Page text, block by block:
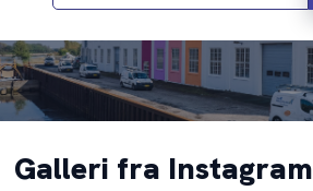
Galleri fra Instagram​